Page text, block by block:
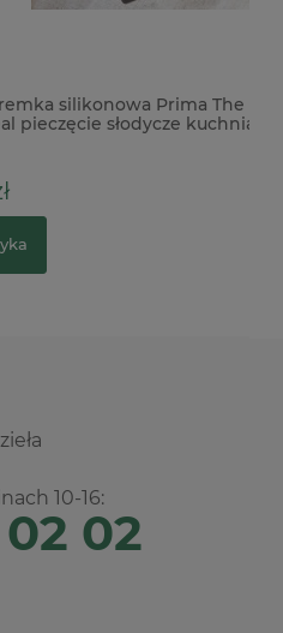
Prima The Home Baker
kuchnia
10-16:
02